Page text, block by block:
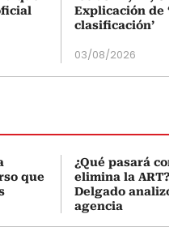
Explicación de
clasificación’
03/08/2026
que
¿Qué pasará con
elimina la ART?
Delgado analizó
agencia